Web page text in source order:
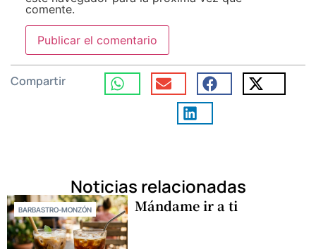
comente.
Compartir
Noticias relacionadas
BARBASTRO-MONZÓN Mándame ir a ti